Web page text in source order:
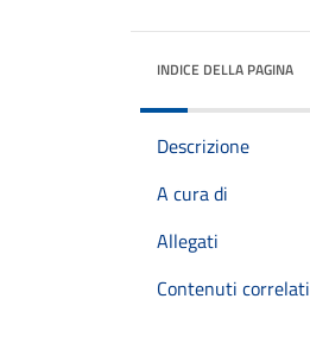
INDICE DELLA PAGINA
Descrizione
A cura di
Allegati
Contenuti correlati